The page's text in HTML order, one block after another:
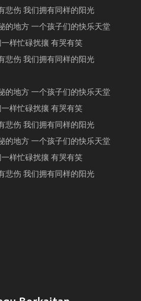
悲伤 我们拥有同样的阳光
的地方 一个孩子们的快乐天堂
样忙碌扰攘 有哭有笑
悲伤 我们拥有同样的阳光
的地方 一个孩子们的快乐天堂
样忙碌扰攘 有哭有笑
悲伤 我们拥有同样的阳光
的地方 一个孩子们的快乐天堂
样忙碌扰攘 有哭有笑
悲伤 我们拥有同样的阳光